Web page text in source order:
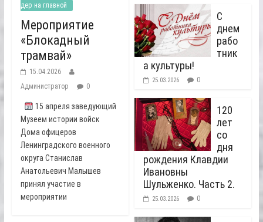
дер на главной
Мероприятие
«Блокадный
трамвай»
15.04.2026
Администратор
0
15 апреля заведующий
Музеем истории войск
Дома офицеров
Ленинградского военного
округа Станислав
Анатольевич Малышев
принял участие в
мероприятии
С
днем
рабо
тник
а культуры!
25.03.2026 0
120
лет
со
дня
рождения Клавдии
Ивановны
Шульженко. Часть 2.
25.03.2026 0